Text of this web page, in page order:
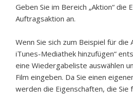
Geben Sie im Bereich „Aktion“ die
Auftragsaktion an.
Wenn Sie sich zum Beispiel für die
iTunes-Mediathek hinzufügen“
eine Wiedergabeliste auswählen
Film eingeben. Da Sie einen
werden die Eigenschaften, die Sie